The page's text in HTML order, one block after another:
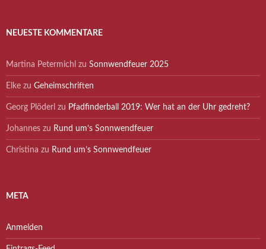
NEUESTE KOMMENTARE
Martina Petermichl zu Sonnwendfeuer 2025
Elke zu Geheimschriften
Georg Plöderl zu Pfadfinderball 2019: Wer hat an der Uhr gedreht?
Johannes zu Rund um’s Sonnwendfeuer
Christina zu Rund um’s Sonnwendfeuer
META
Anmelden